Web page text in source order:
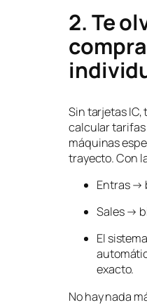
2. Te
Sin tarjetas
calcular
máquinas
trayecto. Con
Entras →
Sales →
El
exacto.
No hay nada